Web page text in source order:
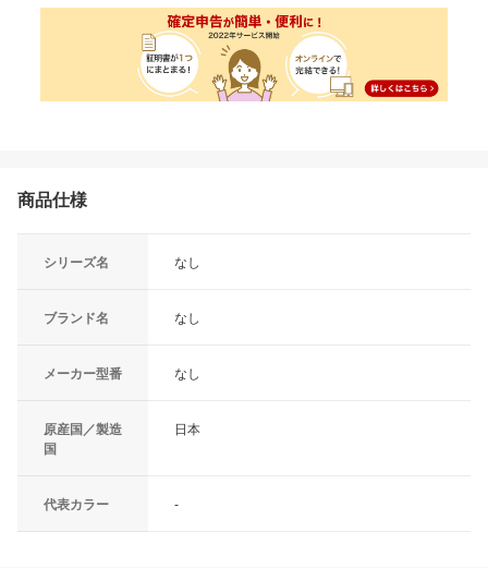
商品仕様
シリーズ名 なし
ブランド名 なし
メーカー型番 なし
原産国／製造
国
日本
代表カラー -